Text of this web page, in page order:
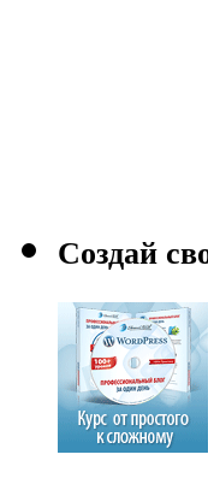
Создай